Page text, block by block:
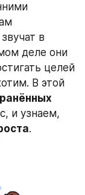
в
деле они
целей
В этой
.